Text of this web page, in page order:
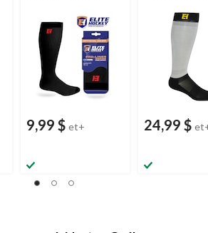
9,99 $ et+ 24,99 $